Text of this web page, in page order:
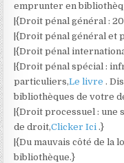
emprunter en
|{Droit pénal général :
|{Droit pénal général et
|{Droit pénal
|{Droit pénal spécial :
particuliers,Le livre.
bibliothèques de votre
|{Droit processuel : une
de droit,Clicker Ici.}
|{Du mauvais côté de la
bibliothèque.}